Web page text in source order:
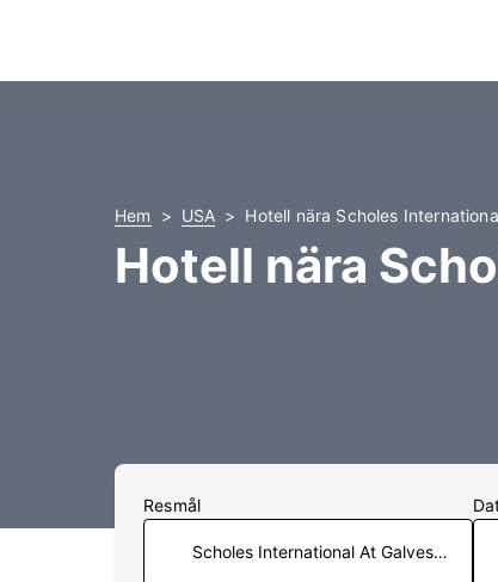
Hem USA Hotell nära Scholes
Hotell nära
Resmål